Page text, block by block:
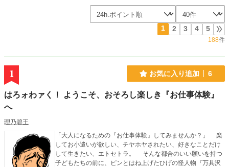
1 2 3 4 5
188件
1 お気に入り追加 6
はろォわァく！ ようこそ、おそろし楽しき『お仕事体験』
へ
理乃碧王
「大人になるための『お仕事体験』してみませんか？」 楽
してお小遣いが欲しい、チヤホヤされたい、好きなことだけ
して生きたい、エトセトラ。 そんな都合のいい願いを持つ
子どもたちの前に、ピンとはね上げたひげの怪人物『万具沢